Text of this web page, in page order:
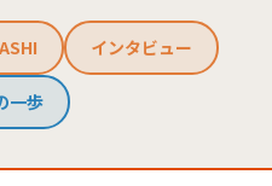
インタビュー
一歩